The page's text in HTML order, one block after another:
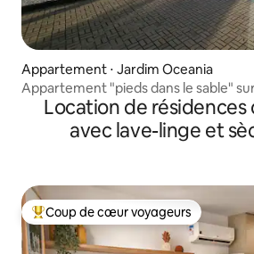
Appartement ⋅ Jardim Oceania
Appartement "pieds dans le sable"
Location de résidences
avec lave-linge et
Coups de cœur voyageurs les plus
Coup de cœur voyageurs